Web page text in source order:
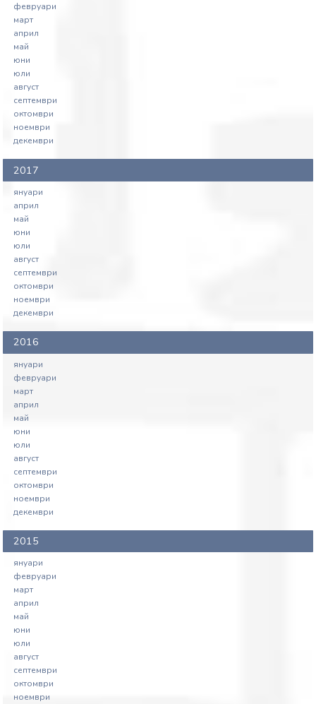
февруари
март
април
май
юни
юли
август
септември
октомври
ноември
декември
2017
януари
април
май
юни
юли
август
септември
октомври
ноември
декември
2016
януари
февруари
март
април
май
юни
юли
август
септември
октомври
ноември
декември
2015
януари
февруари
март
април
май
юни
юли
август
септември
октомври
ноември